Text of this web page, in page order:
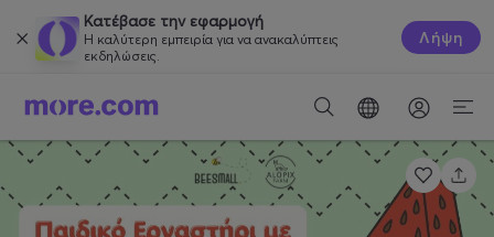
Κατέβασε την εφαρμογή
Η καλύτερη εμπειρία για να ανακαλύπτεις
εκδηλώσεις.
Λήψη